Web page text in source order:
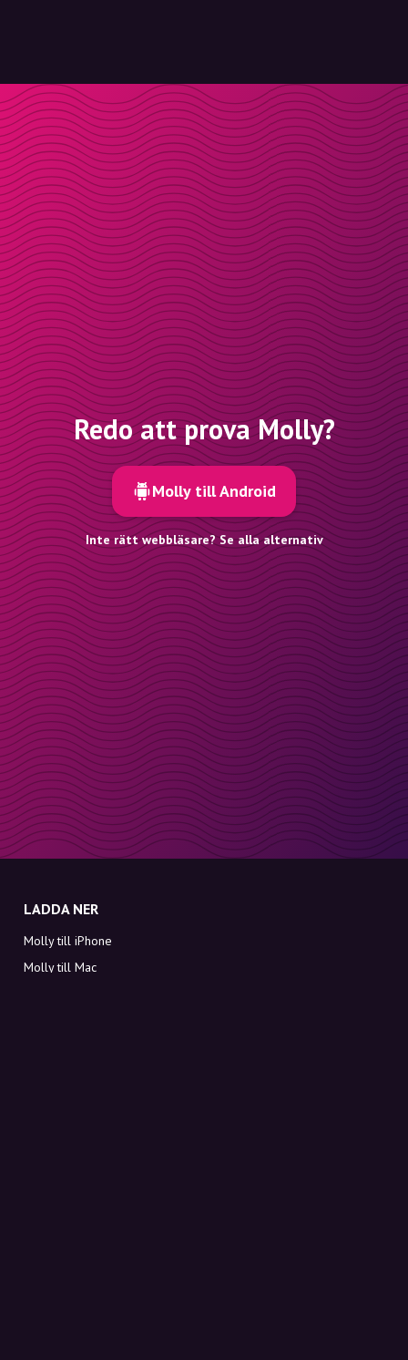
Redo att prova Molly?
Molly till Android
Inte rätt webbläsare? Se alla alternativ
LADDA NER
Molly till iPhone
Molly till Mac